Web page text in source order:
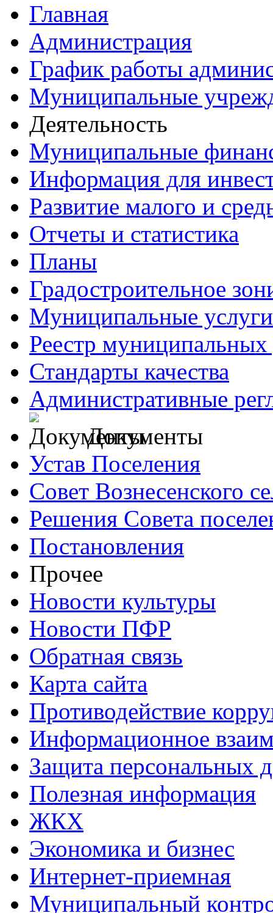
Главная
Администрация
График работы
Муниципальные
Деятельность
Муниципальные
Информация для
Развитие малого и
Отчеты и статистика
Планы
Градостроительное
Муниципальные услуги
Реестр муниципальных
Стандарты качества
Административные
Документы
Устав Поселения
Совет Вознесенского
Решения Совета
Постановления
Прочее
Новости культуры
Новости ПФР
Обратная связь
Карта сайта
Противодействие
Информационное
Защита персональных
Полезная информация
ЖКХ
Экономика и бизнес
Интернет-приемная
Муниципальный